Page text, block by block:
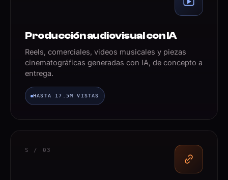
Producción audiovisual con IA
Reels, comerciales, videos musicales y piezas
cinematográficas generadas con IA, de concepto a
entrega.
HASTA 17.5M VISTAS
S / 03